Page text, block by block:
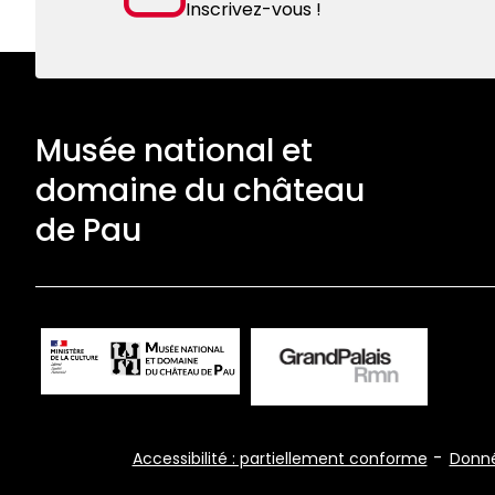
Inscrivez-vous !
Musée national et
domaine du château
de Pau
Accessibilité : partiellement conforme